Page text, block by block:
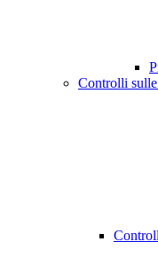
Controlli